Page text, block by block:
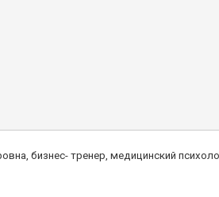
бизнес- тренер, медицинский